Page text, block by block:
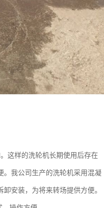
这样的洗轮机长期使用后存在
。我公司生产的洗轮机采用混凝
安装，为将来转场提供方便。